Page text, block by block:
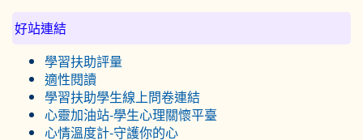
好站連結
學習扶助評量
適性閱讀
學習扶助學生線上問卷連結
心靈加油站-學生心理關懷平臺
心情溫度計-守護你的心